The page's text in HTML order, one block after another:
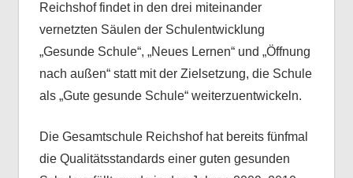
Reichshof findet in den drei miteinander
vernetzten Säulen der Schulentwicklung
„Gesunde Schule“, „Neues Lernen“ und „Öffnung
nach außen“ statt mit der Zielsetzung, die Schule
als „Gute gesunde Schule“ weiterzuentwickeln.
Die Gesamtschule Reichshof hat bereits fünfmal
die Qualitätsstandards einer guten gesunden